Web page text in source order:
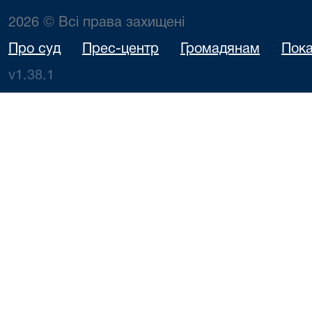
2026 © Всі права захищені
Про суд Прес-центр Громадянам
v1.38.1